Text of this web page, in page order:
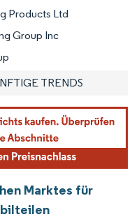
Products Ltd
Group Inc
TRENDS
Marktes für